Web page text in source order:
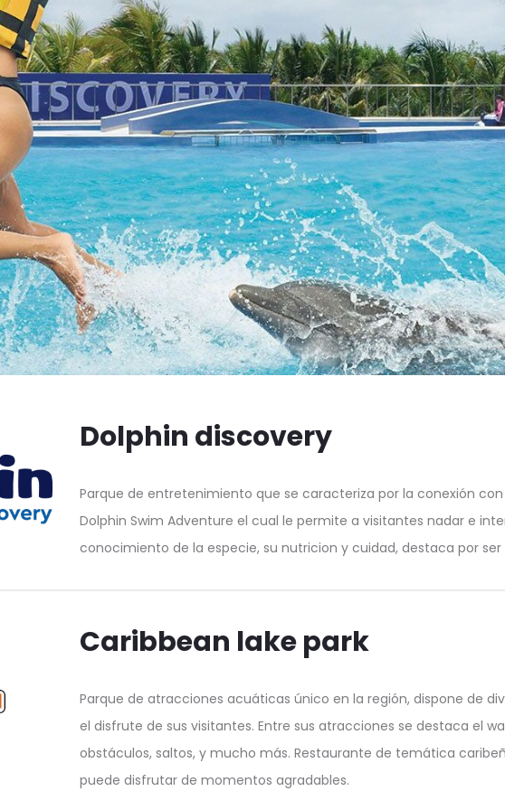
Dolphin discovery
Parque de entretenimiento que se caracteriza por la conexión
Dolphin Swim Adventure el cual le permite a visitantes nadar e
conocimiento de la especie, su nutricion y cuidad, destaca por
Caribbean lake park
Parque de atracciones acuáticas único en la región, dispone de
el disfrute de sus visitantes. Entre sus atracciones se destaca el
obstáculos, saltos, y mucho más. Restaurante de temática
puede disfrutar de momentos agradables.